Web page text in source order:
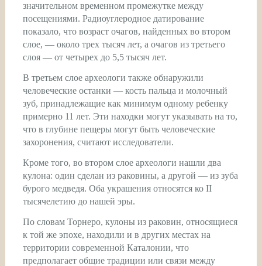
значительном временном промежутке между
посещениями. Радиоуглеродное датирование
показало, что возраст очагов, найденных во втором
слое, — около трех тысяч лет, а очагов из третьего
слоя — от четырех до 5,5 тысяч лет.
В третьем слое археологи также обнаружили
человеческие останки — кость пальца и молочный
зуб, принадлежащие как минимум одному ребенку
примерно 11 лет. Эти находки могут указывать на то,
что в глубине пещеры могут быть человеческие
захоронения, считают исследователи.
Кроме того, во втором слое археологи нашли два
кулона: один сделан из раковины, а другой — из зуба
бурого медведя. Оба украшения относятся ко II
тысячелетию до нашей эры.
По словам Торнеро, кулоны из раковин, относящиеся
к той же эпохе, находили и в других местах на
территории современной Каталонии, что
предполагает общие традиции или связи между